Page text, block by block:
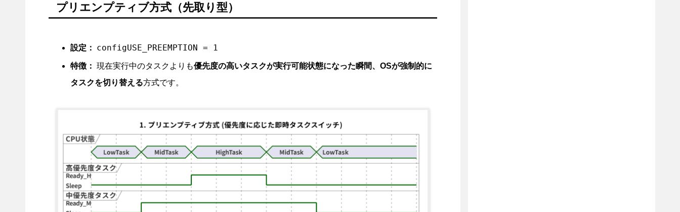
プリエンプティブ方式（先取り型）
設定： configUSE_PREEMPTION = 1
特徴： 現在実行中のタスクよりも優先度の高いタスクが実行可能状態になった瞬間、OSが強制的に
タスクを切り替える方式です。